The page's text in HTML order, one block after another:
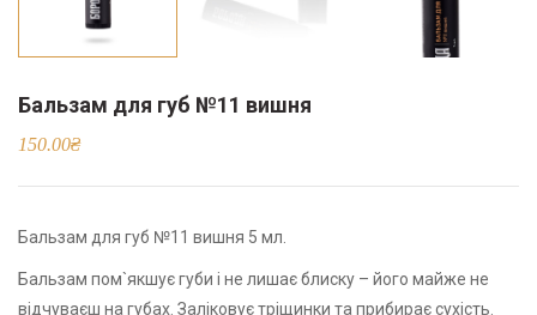
Бальзам для губ №11 вишня
150.00₴
Бальзам для губ №11 вишня 5 мл.
Бальзам пом`якшує губи і не лишає блиску – його майже не
відчуваєш на губах. Заліковує тріщинки та прибирає сухість.